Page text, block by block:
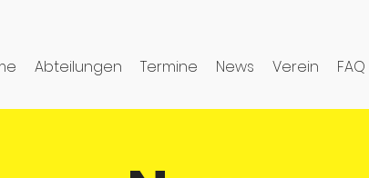
Abteilungen Termine News Verein FAQ